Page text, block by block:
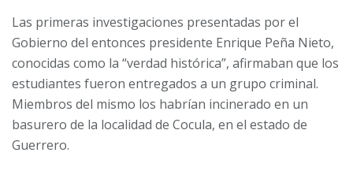
Las primeras investigaciones presentadas por el
Gobierno del entonces presidente Enrique Peña Nieto,
conocidas como la “verdad histórica”, afirmaban que los
estudiantes fueron entregados a un grupo criminal.
Miembros del mismo los habrían incinerado en un
basurero de la localidad de Cocula, en el estado de
Guerrero.